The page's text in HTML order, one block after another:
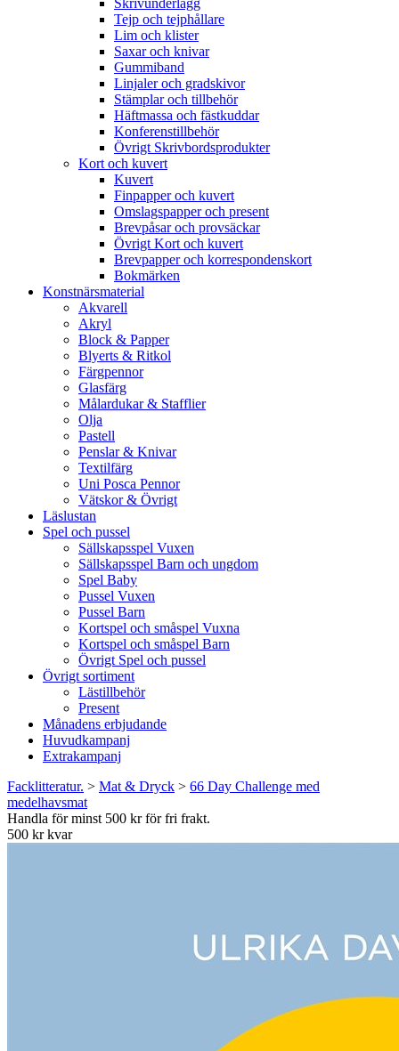
Skrivunderlägg
Tejp och tejphållare
Lim och klister
Saxar och knivar
Gummiband
Linjaler och gradskivor
Stämplar och tillbehör
Häftmassa och fästkuddar
Konferenstillbehör
Övrigt Skrivbordsprodukter
Kort och kuvert
Kuvert
Finpapper och kuvert
Omslagspapper och present
Brevpåsar och provsäckar
Övrigt Kort och kuvert
Brevpapper och korrespondenskort
Bokmärken
Konstnärsmaterial
Akvarell
Akryl
Block & Papper
Blyerts & Ritkol
Färgpennor
Glasfärg
Målardukar & Stafflier
Olja
Pastell
Penslar & Knivar
Textilfärg
Uni Posca Pennor
Vätskor & Övrigt
Läslustan
Spel och pussel
Sällskapsspel Vuxen
Sällskapsspel Barn och ungdom
Spel Baby
Pussel Vuxen
Pussel Barn
Kortspel och småspel Vuxna
Kortspel och småspel Barn
Övrigt Spel och pussel
Övrigt sortiment
Lästillbehör
Present
Månadens erbjudande
Huvudkampanj
Extrakampanj
Facklitteratur. > Mat & Dryck > 66 Day Challenge med
medelhavsmat
Handla för minst 500 kr för fri frakt.
500 kr kvar